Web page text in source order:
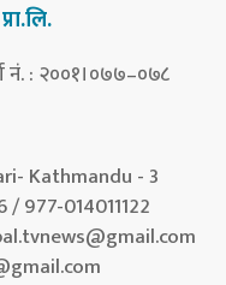
नं. : २००१।०७७–०७८
Kathmandu - 3
977-014011122